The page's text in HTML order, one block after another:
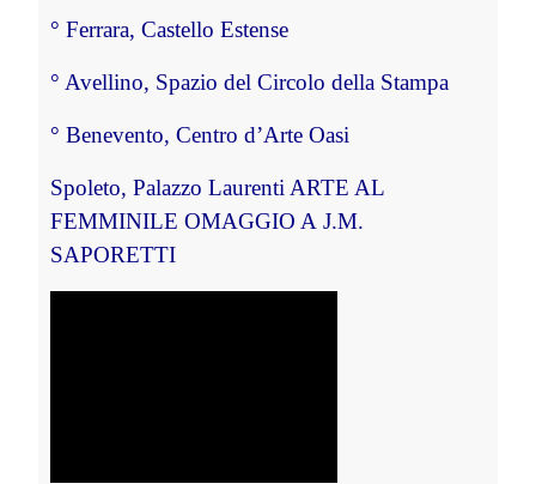
° Ferrara, Castello Estense
° Avellino, Spazio del Circolo della Stampa
° Benevento, Centro d’Arte Oasi
Spoleto, Palazzo Laurenti ARTE AL
FEMMINILE OMAGGIO A J.M.
SAPORETTI